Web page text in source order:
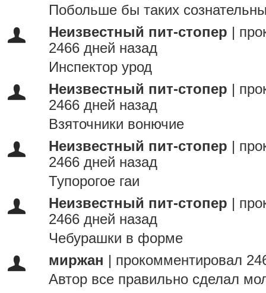
Побольше бы таких
Неизвестный пит-стопер
2466 дней назад
Инспектор урод
Неизвестный пит-стопер
2466 дней назад
Взяточники вонючие
Неизвестный пит-стопер
2466 дней назад
Тупорогое гаи
Неизвестный пит-стопер
2466 дней назад
Чебурашки в форме
миржан
прокомментировал
Автор все правильно сделал